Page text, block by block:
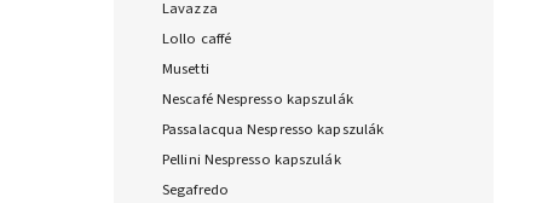
Lavazza
Lollo caffé
Musetti
Nescafé Nespresso kapszulák
Passalacqua Nespresso kapszulák
Pellini Nespresso kapszulák
Segafredo